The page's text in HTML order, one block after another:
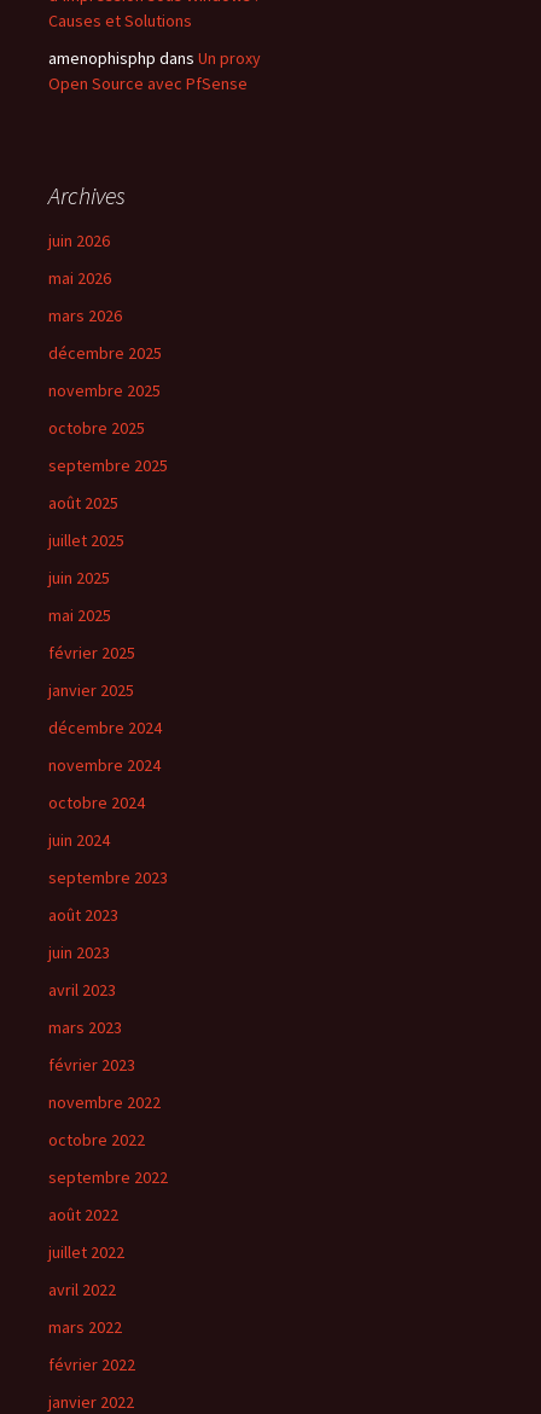
Causes et Solutions
amenophisphp dans Un proxy
Open Source avec PfSense
Archives
juin 2026
mai 2026
mars 2026
décembre 2025
novembre 2025
octobre 2025
septembre 2025
août 2025
juillet 2025
juin 2025
mai 2025
février 2025
janvier 2025
décembre 2024
novembre 2024
octobre 2024
juin 2024
septembre 2023
août 2023
juin 2023
avril 2023
mars 2023
février 2023
novembre 2022
octobre 2022
septembre 2022
août 2022
juillet 2022
avril 2022
mars 2022
février 2022
janvier 2022